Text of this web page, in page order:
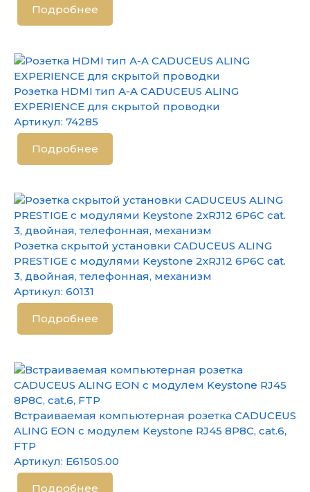
Подробнее
Розетка HDMI тип А-A CADUCEUS ALING
EXPERIENCE для скрытой проводки
Артикул: 74285
Подробнее
Розетка скрытой установки CADUCEUS ALING
PRESTIGE с модулями Keystone 2хRJ12 6P6C cat.
3, двойная, телефонная, механизм
Артикул: 60131
Подробнее
Встраиваемая компьютерная розетка CADUCEUS
ALING EON с модулем Keystone RJ45 8P8C, cat.6,
FTP
Артикул: E6150S.00
Подробнее